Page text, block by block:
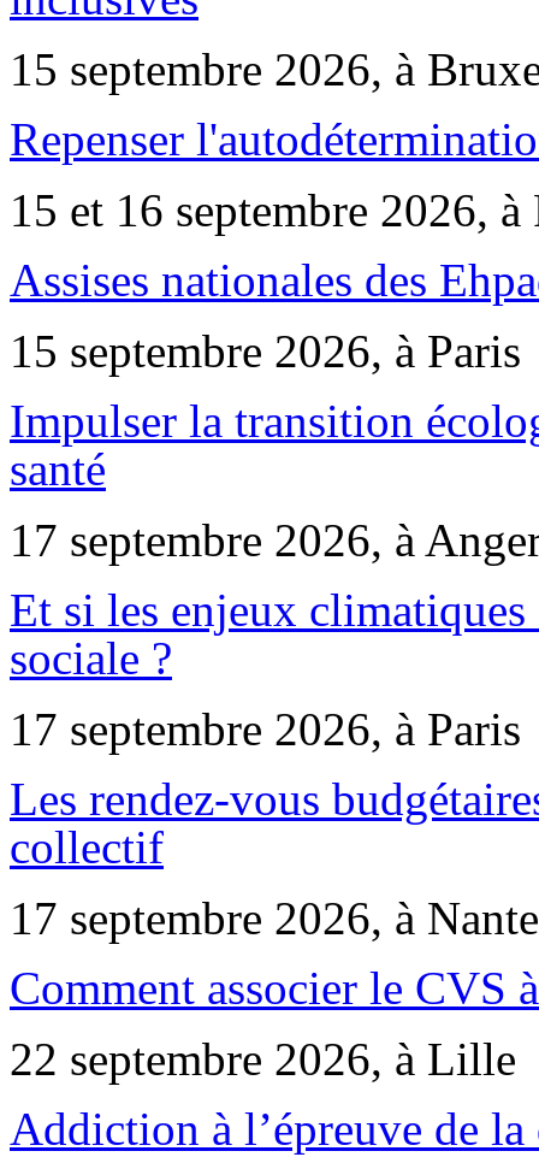
15 septembre 2026, à
Repenser
15 et 16 septembre 2026, à
Assises nationales des
15 septembre 2026, à Paris
Impulser la transition
santé
17 septembre 2026, à
Et si les enjeux
sociale ?
17 septembre 2026, à Paris
Les rendez-vous
collectif
17 septembre 2026, à
Comment associer le CVS
22 septembre 2026, à Lille
Addiction à l’épreuve de